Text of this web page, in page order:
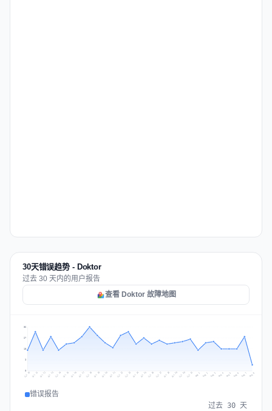
30天错误趋势 - Doktor
过去 30 天内的用户报告
查看 Doktor 故障地图
9
18
27
36
Jul 10 Jul 11 Jul 12 Jul 13 Jul 14 Jul 15 Jul 16 Jul 17 Jul 18 Jul 19 Jul 20 Jul 21 Jul 22 Jul 23 Jul 24 Jul 25 Jul 26 Jul 27 Jul 28 Jul 29 Jul 30 Jul 31 Aug 1 Aug 2 Aug 3 Aug 4 Aug 5 Aug 6 Aug 7 Aug 8
错误报告
过去 30 天